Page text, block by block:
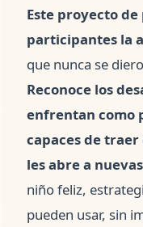
Este proyecto
participantes la
que nunca se
Reconoce los
enfrentan como
capaces de traer
les abre a
niño feliz,
pueden usar, sin